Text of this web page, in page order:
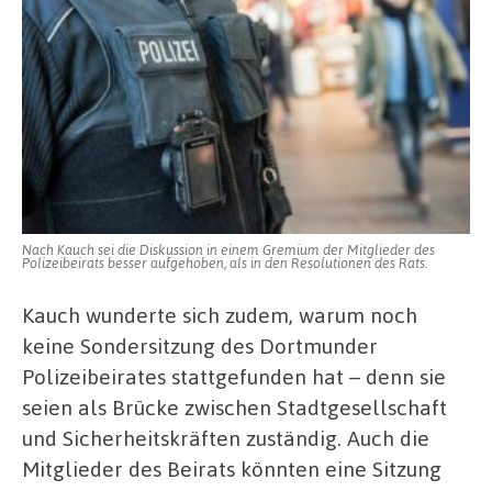
Nach Kauch sei die Diskussion in einem Gremium der Mitglieder des
Polizeibeirats besser aufgehoben, als in den Resolutionen des Rats.
Kauch wunderte sich zudem, warum noch
keine Sondersitzung des Dortmunder
Polizeibeirates stattgefunden hat – denn sie
seien als Brücke zwischen Stadtgesellschaft
und Sicherheitskräften zuständig. Auch die
Mitglieder des Beirats könnten eine Sitzung